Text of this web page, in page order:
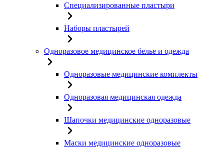
Специализированные пластыри
Наборы пластырей
Одноразовое медицинское белье и одежда
Одноразовые медицинские комплекты
Одноразовая медицинская одежда
Шапочки медицинские одноразовые
Маски медицинские одноразовые